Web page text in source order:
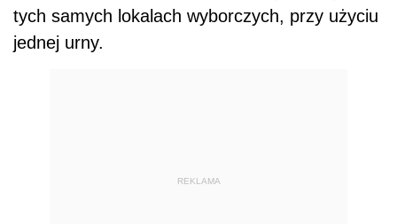
tych samych lokalach wyborczych, przy użyciu
jednej urny.
REKLAMA